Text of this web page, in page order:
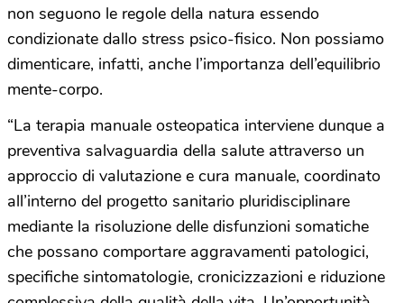
non seguono le regole della natura essendo
condizionate dallo stress psico-fisico. Non possiamo
dimenticare, infatti, anche l’importanza dell’equilibrio
mente-corpo.
“La terapia manuale osteopatica interviene dunque a
preventiva salvaguardia della salute attraverso un
approccio di valutazione e cura manuale, coordinato
all’interno del progetto sanitario pluridisciplinare
mediante la risoluzione delle disfunzioni somatiche
che possano comportare aggravamenti patologici,
specifiche sintomatologie, cronicizzazioni e riduzione